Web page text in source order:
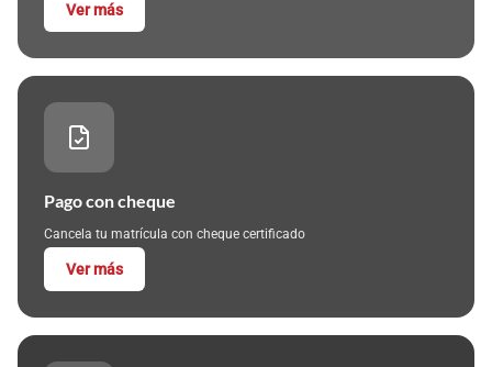
Ver más
Pago con cheque
Cancela tu matrícula con cheque certificado
Ver más